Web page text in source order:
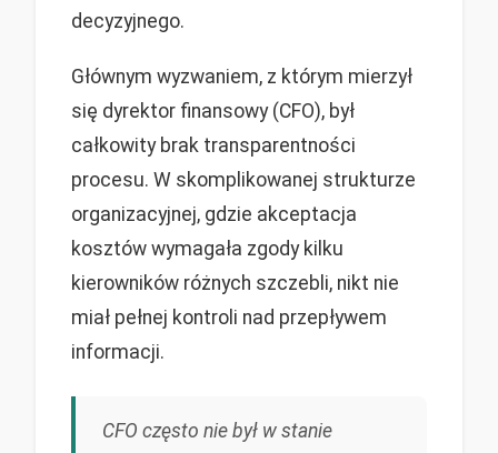
decyzyjnego.
Głównym wyzwaniem, z którym mierzył
się dyrektor finansowy (CFO), był
całkowity brak transparentności
procesu. W skomplikowanej strukturze
organizacyjnej, gdzie akceptacja
kosztów wymagała zgody kilku
kierowników różnych szczebli, nikt nie
miał pełnej kontroli nad przepływem
informacji.
CFO często nie był w stanie